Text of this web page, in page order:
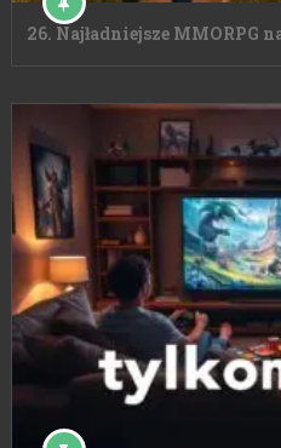
26. Najładniejsze MMORPG